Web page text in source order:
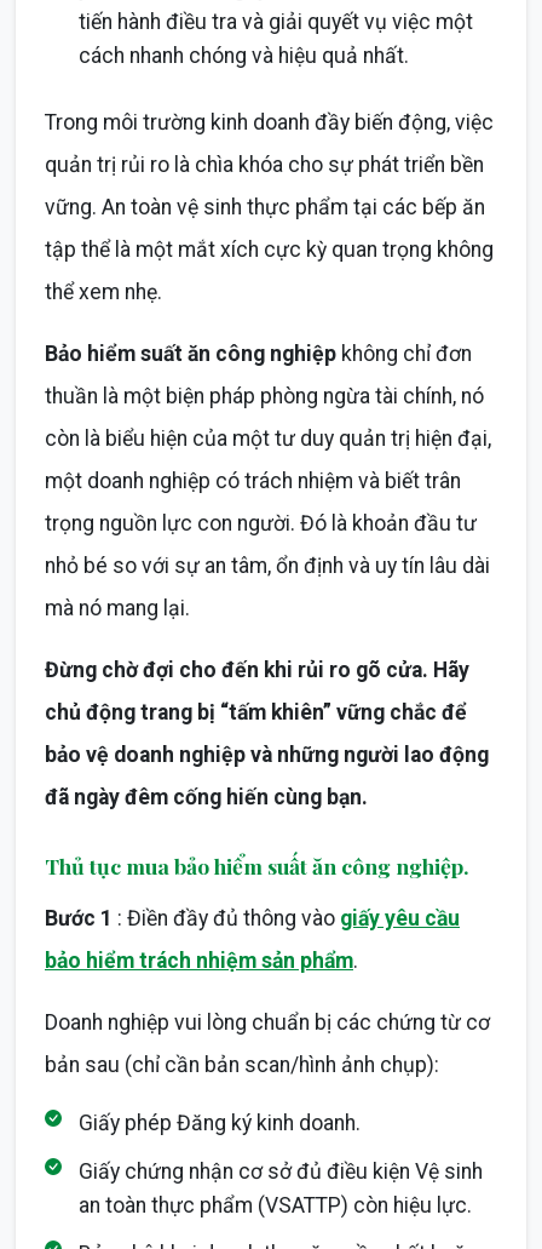
tiến hành điều tra và giải quyết vụ việc một
cách nhanh chóng và hiệu quả nhất.
Trong môi trường kinh doanh đầy biến động, việc
quản trị rủi ro là chìa khóa cho sự phát triển bền
vững. An toàn vệ sinh thực phẩm tại các bếp ăn
tập thể là một mắt xích cực kỳ quan trọng không
thể xem nhẹ.
Bảo hiểm suất ăn công nghiệp không chỉ đơn
thuần là một biện pháp phòng ngừa tài chính, nó
còn là biểu hiện của một tư duy quản trị hiện đại,
một doanh nghiệp có trách nhiệm và biết trân
trọng nguồn lực con người. Đó là khoản đầu tư
nhỏ bé so với sự an tâm, ổn định và uy tín lâu dài
mà nó mang lại.
Đừng chờ đợi cho đến khi rủi ro gõ cửa. Hãy
chủ động trang bị “tấm khiên” vững chắc để
bảo vệ doanh nghiệp và những người lao động
đã ngày đêm cống hiến cùng bạn.
Thủ tục mua bảo hiểm suất ăn công nghiệp.
Bước 1 : Điền đầy đủ thông vào giấy yêu cầu
bảo hiểm trách nhiệm sản phẩm.
Doanh nghiệp vui lòng chuẩn bị các chứng từ cơ
bản sau (chỉ cần bản scan/hình ảnh chụp):
Giấy phép Đăng ký kinh doanh.
Giấy chứng nhận cơ sở đủ điều kiện Vệ sinh
an toàn thực phẩm (VSATTP) còn hiệu lực.